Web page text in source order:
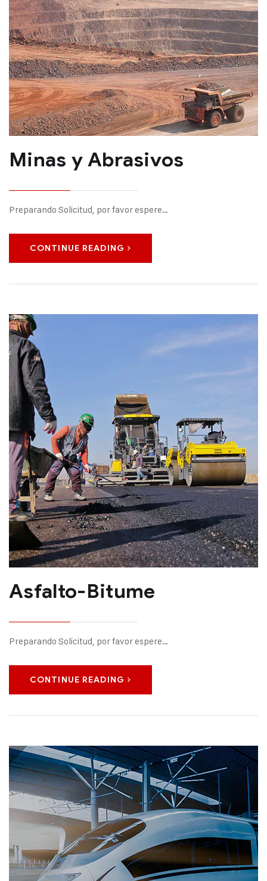
Minas y Abrasivos
Preparando Solicitud, por favor espere…
CONTINUE READING
Asfalto-Bitume
Preparando Solicitud, por favor espere…
CONTINUE READING